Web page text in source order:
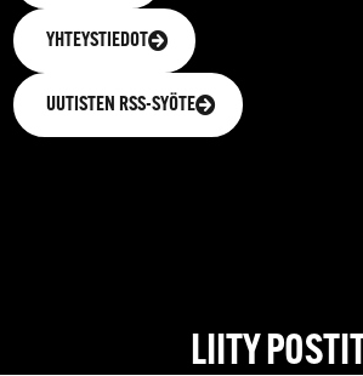
YHTEYSTIEDOT
UUTISTEN RSS-SYÖTE
LIITY